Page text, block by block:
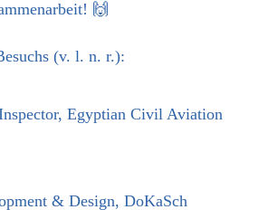
🙌
(v. l. n. r.):
Egyptian Civil Aviation
& Design, DoKaSch